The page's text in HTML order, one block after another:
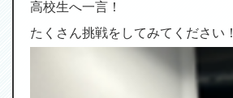
高校生へ一言！
たくさん挑戦をしてみてください！